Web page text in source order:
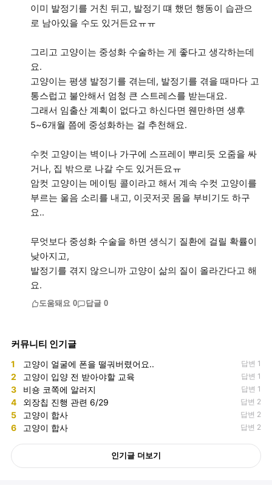
이미 발정기를 거친 뒤고, 발정기 떄 했던 행동이 습관으
로 남아있을 수도 있거든요ㅠㅠ
그리고 고양이는 중성화 수술하는 게 좋다고 생각하는데
요.
고양이는 평생 발정기를 겪는데, 발정기를 겪을 때마다 고
통스럽고 불안해서 엄청 큰 스트레스를 받는대요.
그래서 임출산 계획이 없다고 하신다면 웬만하면 생후
5~6개월 쯤에 중성화하는 걸 추천해요.
수컷 고양이는 벽이나 가구에 스프레이 뿌리듯 오줌을 싸
거나, 집 밖으로 나갈 수도 있거든요ㅠ
암컷 고양이는 메이팅 콜이라고 해서 계속 수컷 고양이를
부르는 울음 소리를 내고, 이곳저곳 몸을 부비기도 하구
요..
무엇보다 중성화 수술을 하면 생식기 질환에 걸릴 확률이
낮아지고,
발정기를 겪지 않으니까 고양이 삶의 질이 올라간다고 해
요.
도움돼요 0 답글 0
커뮤니티 인기글
1 고양이 얼굴에 폰을 떨궈버렸어요.. 답변 1
2 고양이 입양 전 받아야할 교육 답변 1
3 비숑 코쪽에 알러지 답변 1
4 외장칩 진행 관련 6/29 답변 2
5 고양이 합사 답변 2
6 고양이 합사 답변 2
인기글 더보기